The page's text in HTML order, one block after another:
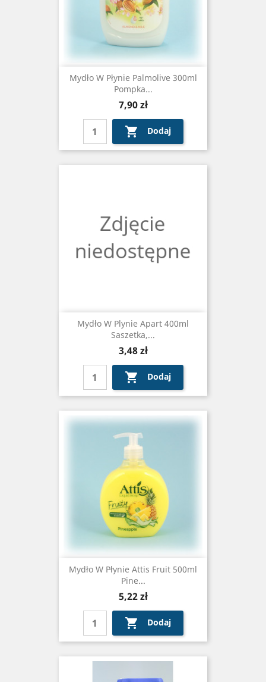
Mydło W Płynie Palmolive 300ml
Pompka...
Cena
7,90 zł
 Dodaj
Mydło W Plynie Apart 400ml
Saszetka,...
Cena
3,48 zł
 Dodaj
Mydło W Płynie Attis Fruit 500ml
Pine...
Cena
5,22 zł
 Dodaj